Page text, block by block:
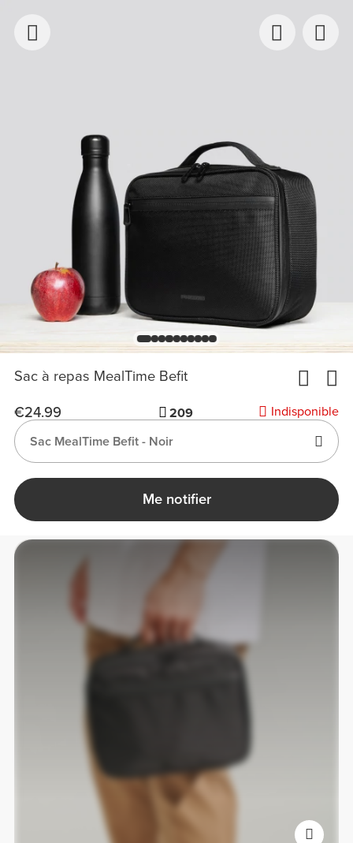
Sac à repas MealTime Befit
€24.99 209
Indisponible
Sac MealTime Befit - Noir
Me notifier